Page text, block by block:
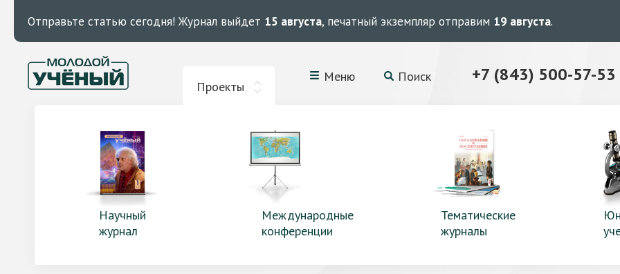
Отправьте статью сегодня! Журнал выйдет 15 августа, печатный экземпляр отправим 19 августа.
Проекты
Меню Поиск +7 (843) 500-57-53
Научный
журнал
Международные
конференции
Тематические
журналы